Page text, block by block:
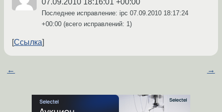
07.09.2010 18:16:01 +00:00
Последнее исправление: ipc 07.09.2010 18:17:24
+00:00 (всего исправлений: 1)
Ссылка
← →